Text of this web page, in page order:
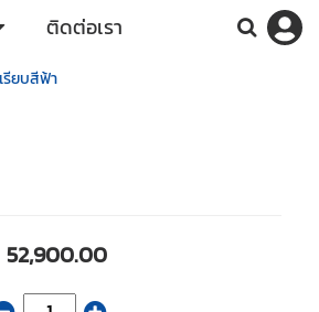
ติดต่อเรา
รียบสีฟ้า